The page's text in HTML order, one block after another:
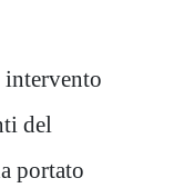
intervento
del
portato